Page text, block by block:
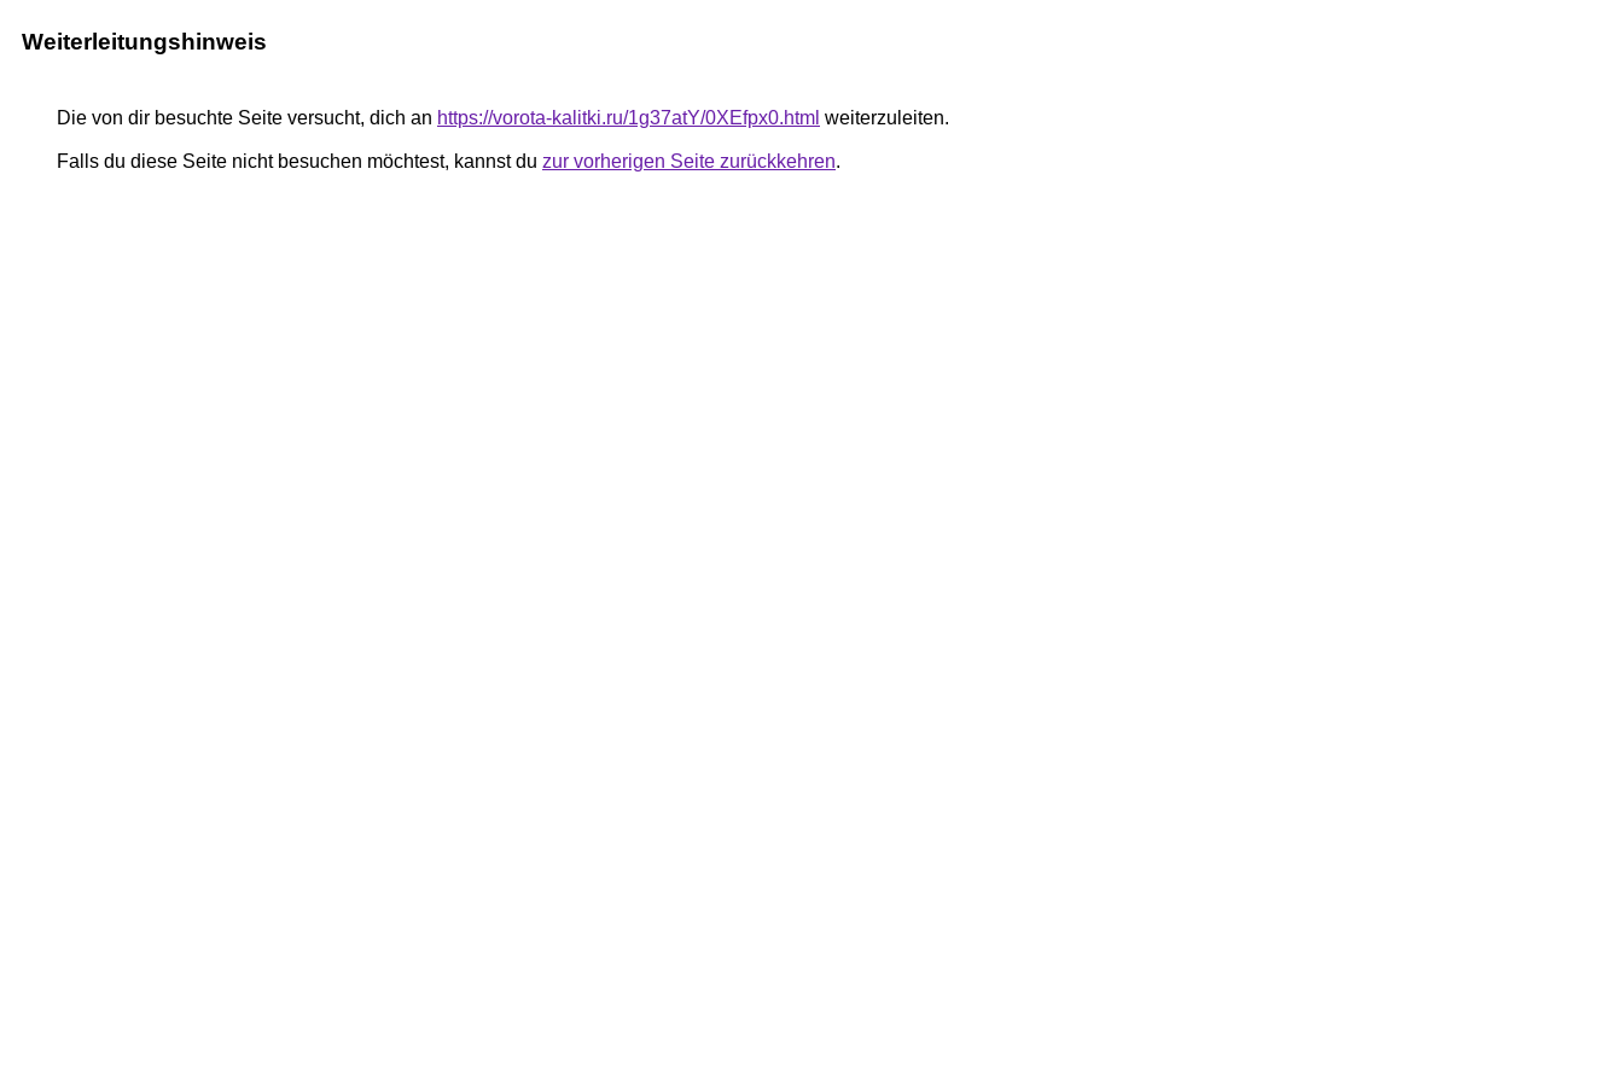
Weiterleitungshinweis
Die von dir besuchte Seite versucht, dich an https://vorota-kalitki.ru/1g37atY/0XEfpx0.html weiterzuleiten.
Falls du diese Seite nicht besuchen möchtest, kannst du zur vorherigen Seite zurückkehren.